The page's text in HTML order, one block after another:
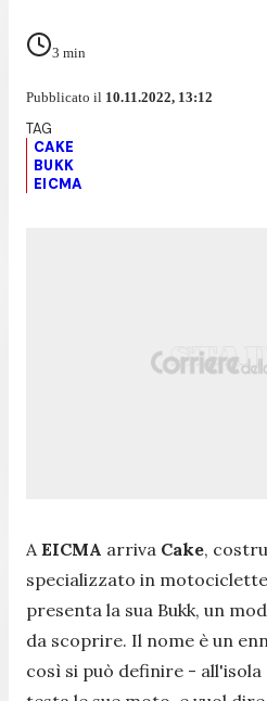
3 min
Pubblicato il 10.11.2022, 13:12
CAKE
BUKK
EICMA
A EICMA arriva Cake,
specializzato in
presenta la sua Bukk, un
da scoprire. Il nome è un
così si può definire - all'isola